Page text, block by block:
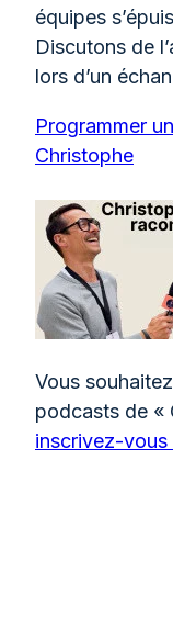
équipes
Discutons de
lors d’un
Programmer
Christophe
Vous
podcasts de «
inscrivez-vous